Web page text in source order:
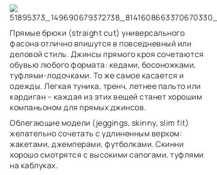
Прямые брюки (straight cut) универсального
фасона отлично впишутся в повседневный или
деловой стиль. Джинсы прямого кроя сочетаются
обувью любого формата: кедами, босоножками,
туфлями-лодочками. То же самое касается и
одежды. Легкая туника, тренч, летнее пальто или
кардиган – каждая из этих вещей станет хорошим
компаньоном для прямых джинсов.
Облегающие модели (jeggings, skinny, slim fit)
желательно сочетать с удлиненным верхом:
жакетами, джемперами, футболками. Скинни
хорошо смотрятся с высокими сапогами, туфлями
на каблуках.